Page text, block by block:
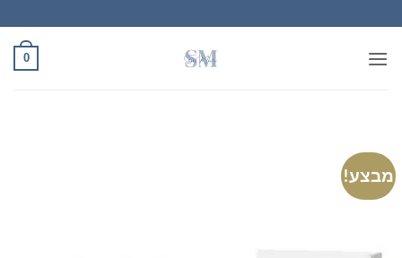
to
content
0
מבצע!